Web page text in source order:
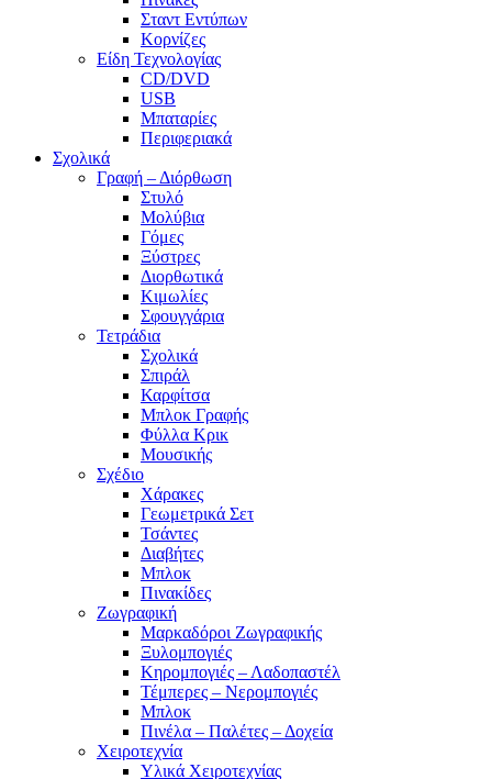
Σταντ Εντύπων
Κορνίζες
Είδη Τεχνολογίας
CD/DVD
USB
Μπαταρίες
Περιφεριακά
Σχολικά
Γραφή – Διόρθωση
Στυλό
Μολύβια
Γόμες
Ξύστρες
Διορθωτικά
Κιμωλίες
Σφουγγάρια
Τετράδια
Σχολικά
Σπιράλ
Καρφίτσα
Μπλοκ Γραφής
Φύλλα Κρικ
Μουσικής
Σχέδιο
Χάρακες
Γεωμετρικά Σετ
Τσάντες
Διαβήτες
Μπλοκ
Πινακίδες
Ζωγραφική
Μαρκαδόροι Ζωγραφικής
Ξυλομπογιές
Κηρομπογιές – Λαδοπαστέλ
Τέμπερες – Νερομπογιές
Μπλοκ
Πινέλα – Παλέτες – Δοχεία
Χειροτεχνία
Υλικά Χειροτεχνίας